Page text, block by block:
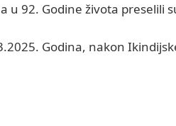
u 92. Godine života preselili
Godina, nakon